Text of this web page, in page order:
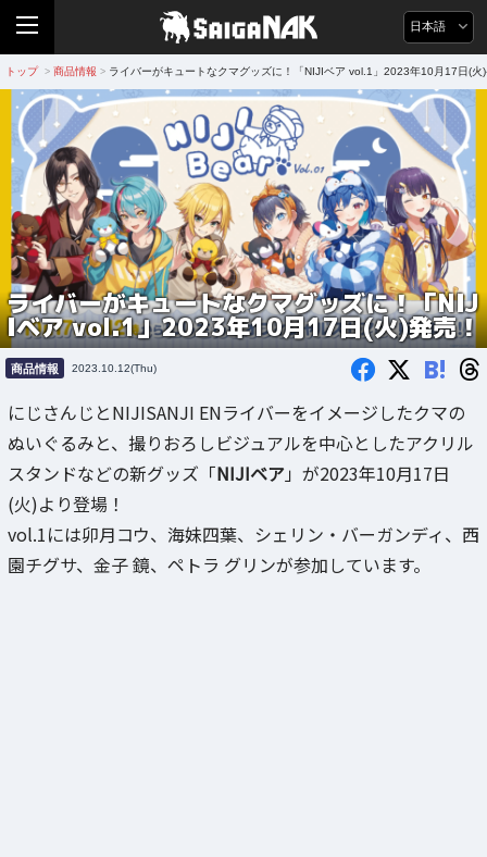
日本語
トップ > 商品情報 > ライバーがキュートなクマグッズに！「NIJIベア vol.1」2023年10月17日(火
ライバーがキュートなクマグッズに！「NIJ
Iベア vol.1」2023年10月17日(火)発売！
商品情報 2023.10.12(Thu) B!
にじさんじとNIJISANJI ENライバーをイメージしたクマの
ぬいぐるみと、撮りおろしビジュアルを中心としたアクリル
スタンドなどの新グッズ「NIJIベア」が2023年10月17日
(火)より登場！
vol.1には卯月コウ、海妹四葉、シェリン・バーガンディ、西
園チグサ、金子 鏡、ペトラ グリンが参加しています。